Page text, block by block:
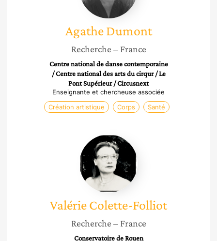
Agathe Dumont
Recherche – France
Centre national de danse contemporaine
/ Centre national des arts du cirqur / Le
Pont Supérieur / Circusnext
Enseignante et chercheuse associée
Création artistique
Corps Santé
Valérie
Colette-
Folliot
ValérieColette-Folliot
Recherche – France
Conservatoire de Rouen